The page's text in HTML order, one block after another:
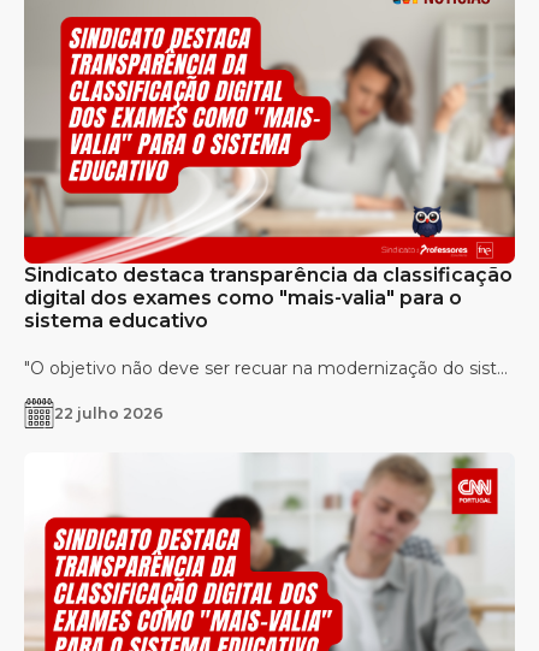
Sindicato destaca transparência da classificação
digital dos exames como "mais-valia" para o
sistema educativo
"O objetivo não deve ser recuar na modernização do sist...
22 julho 2026